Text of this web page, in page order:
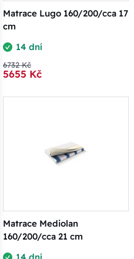
Matrace Lugo 160/200/cca 17
cm
14 dní
6732 Kč
5655 Kč
Matrace Mediolan
160/200/cca 21 cm